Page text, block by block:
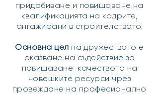
придобиване и повишаване на
квалификацията на кадрите,
ангажирани в строителството.
Основна цел на дружеството е
оказване на съдействие за
повишаване качеството на
човешките ресурси чрез
провеждане на професионално